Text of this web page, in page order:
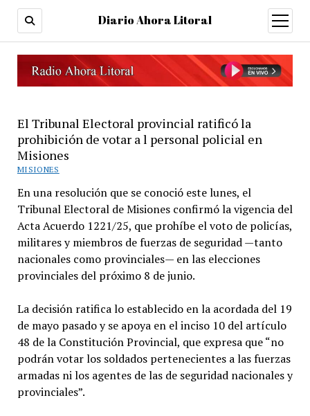
Diario Ahora Litoral
open
menu
El Tribunal Electoral provincial ratificó la
prohibición de votar a l personal policial en
Misiones
MISIONES
En una resolución que se conoció este lunes, el
Tribunal Electoral de Misiones confirmó la vigencia del
Acta Acuerdo 1221/25, que prohíbe el voto de policías,
militares y miembros de fuerzas de seguridad —tanto
nacionales como provinciales— en las elecciones
provinciales del próximo 8 de junio.
La decisión ratifica lo establecido en la acordada del 19
de mayo pasado y se apoya en el inciso 10 del artículo
48 de la Constitución Provincial, que expresa que “no
podrán votar los soldados pertenecientes a las fuerzas
armadas ni los agentes de las de seguridad nacionales y
provinciales”.